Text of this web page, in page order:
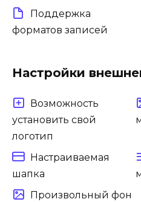
Поддержка
форматов записей
Настройки
Возможность
установить свой
логотип
Настраиваемая
шапка
Произвольный фон